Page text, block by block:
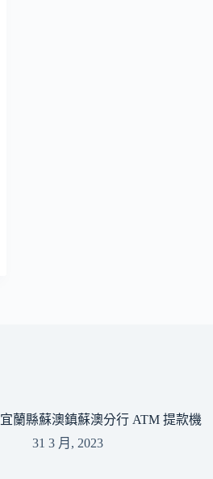
宜蘭縣蘇澳鎮蘇澳分行 ATM 提款機
31 3 月, 2023